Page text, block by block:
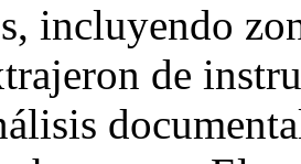
incluyendo
de